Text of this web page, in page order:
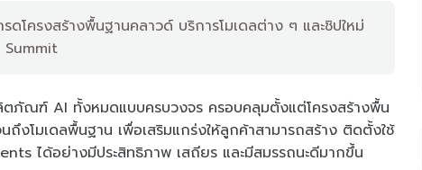
โครงสร้างพื้นฐานคลาวด์ บริการโมเดลต่าง ๆ และชิปใหม่
ตภัณฑ์ AI ทั้งหมดแบบครบวงจร ครอบคลุมตั้งแต่โครงสร้างพื้น
งโมเดลพื้นฐาน เพื่อเสริมแกร่งให้ลูกค้าสามารถสร้าง ติดตั้งใช้
ได้อย่างมีประสิทธิภาพ เสถียร และมีสมรรถนะดีมากขึ้น